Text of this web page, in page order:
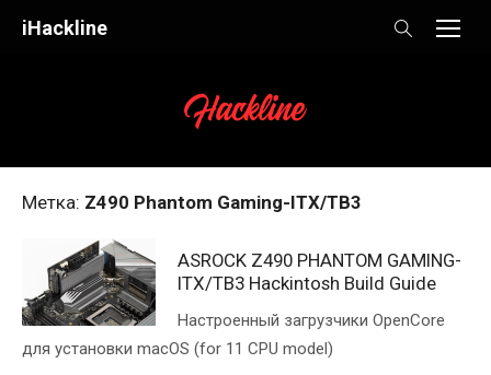
iHackline
Метка: Z490 Phantom Gaming-ITX/TB3
ASROCK Z490 PHANTOM GAMING-
ITX/TB3 Hackintosh Build Guide
Настроенный загрузчики OpenCore
для установки macOS (for 11 CPU model)